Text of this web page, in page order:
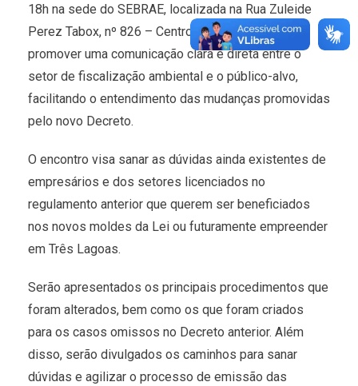
18h na sede do SEBRAE, localizada na Rua Zuleide
Perez Tabox, nº 826 – Centro e tem como objetivo
promover uma comunicação clara e direta entre o
setor de fiscalização ambiental e o público-alvo,
facilitando o entendimento das mudanças promovidas
pelo novo Decreto.
O encontro visa sanar as dúvidas ainda existentes de
empresários e dos setores licenciados no
regulamento anterior que querem ser beneficiados
nos novos moldes da Lei ou futuramente empreender
em Três Lagoas.
Serão apresentados os principais procedimentos que
foram alterados, bem como os que foram criados
para os casos omissos no Decreto anterior. Além
disso, serão divulgados os caminhos para sanar
dúvidas e agilizar o processo de emissão das